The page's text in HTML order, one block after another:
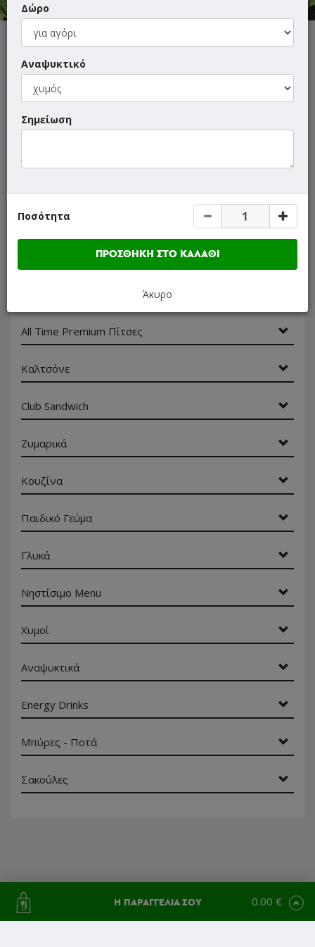
Γρήγορη
αναζήτηση
προϊόντος...
Ορεκτικά
All Time Premium Πίτσες
Καλτσόνε
Club Sandwich
Ζυμαρικά
Κουζίνα
Παιδικό Γεύμα
Γλυκά
Νηστίσιμο Menu
Χυμοί
Αναψυκτικά
Energy Drinks
Μπύρες - Ποτά
Σακούλες
Η ΠΑΡΑΓΓΕΛΙΑ ΣΟΥ 0.00 €
Δώρο
Αναψυκτικό
Σημείωση
Ποσότητα
ΠΡΟΣΘΗΚΗ ΣΤΟ ΚΑΛΑΘΙ
Άκυρο